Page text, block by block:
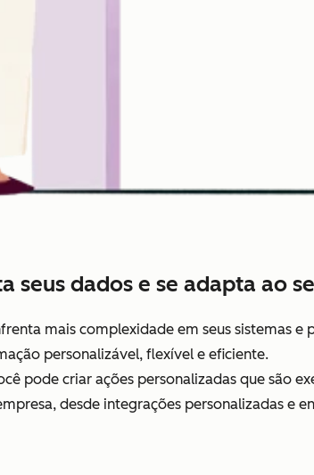
seus dados e se adapta ao
mais complexidade em seus sistemas e
personalizável, flexível e eficiente.
pode criar ações personalizadas que são
desde integrações personalizadas e